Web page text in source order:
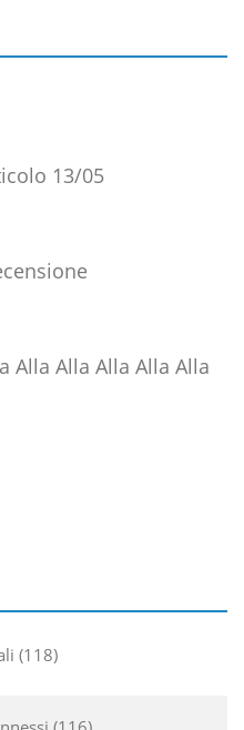
13/05
Alla Alla Alla Alla Alla
118